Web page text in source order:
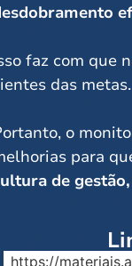
faz com que
das metas.
o
para
de
https://